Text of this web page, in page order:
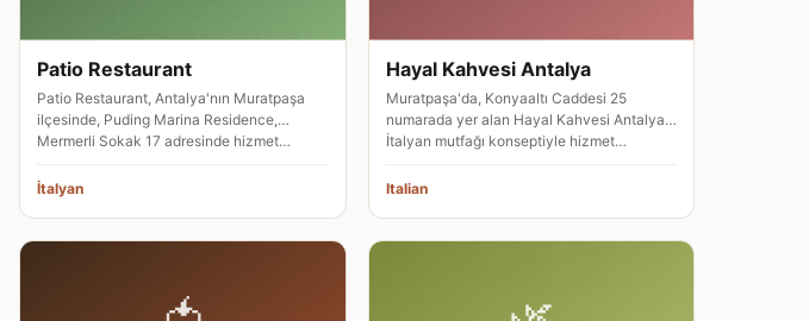
Patio Restaurant
Patio Restaurant, Antalya'nın Muratpaşa
ilçesinde, Puding Marina Residence,
Mermerli Sokak 17 adresinde hizmet…
İtalyan
Hayal Kahvesi Antalya
Muratpaşa'da, Konyaaltı Caddesi 25
numarada yer alan Hayal Kahvesi Antalya,
İtalyan mutfağı konseptiyle hizmet…
Italian